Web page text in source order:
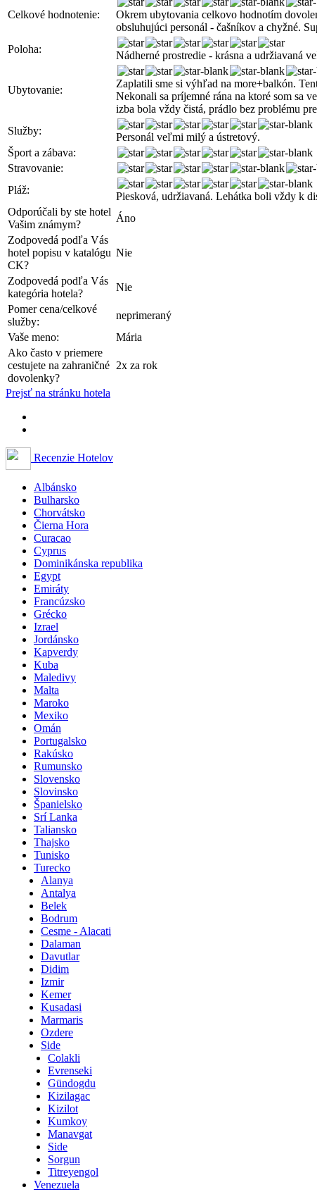
Celkové hodnotenie:
Okrem ubytovania celkovo hodnotím
obsluhujúci personál - čašníkov a chyžné.
Poloha:
Nádherné prostredie - krásna a udržiavaná
Ubytovanie:
Zaplatili sme si výhľad na more+balkón.
Nekonali sa príjemné rána na ktoré som sa
izba bola vždy čistá, prádlo bez problému
Služby:
Personál veľmi milý a ústretový.
Šport a zábava:
Stravovanie:
Pláž:
Piesková, udržiavaná. Lehátka boli vždy k
Odporúčali by ste hotel
Vašim známym?
Áno
Zodpovedá podľa Vás
hotel popisu v katalógu
CK?
Nie
Zodpovedá podľa Vás
kategória hotela?
Nie
Pomer cena/celkové
služby:
neprimeraný
Vaše meno:
Mária
Ako často v priemere
cestujete na zahraničné
dovolenky?
2x za rok
Prejsť na stránku hotela
Recenzie Hotelov
Albánsko
Bulharsko
Chorvátsko
Čierna Hora
Curacao
Cyprus
Dominikánska republika
Egypt
Emiráty
Francúzsko
Grécko
Izrael
Jordánsko
Kapverdy
Kuba
Maledivy
Malta
Maroko
Mexiko
Omán
Portugalsko
Rakúsko
Rumunsko
Slovensko
Slovinsko
Španielsko
Srí Lanka
Taliansko
Thajsko
Tunisko
Turecko
Alanya
Antalya
Belek
Bodrum
Cesme - Alacati
Dalaman
Davutlar
Didim
Izmir
Kemer
Kusadasi
Marmaris
Ozdere
Side
Colakli
Evrenseki
Gündogdu
Kizilagac
Kizilot
Kumkoy
Manavgat
Side
Sorgun
Titreyengol
Venezuela